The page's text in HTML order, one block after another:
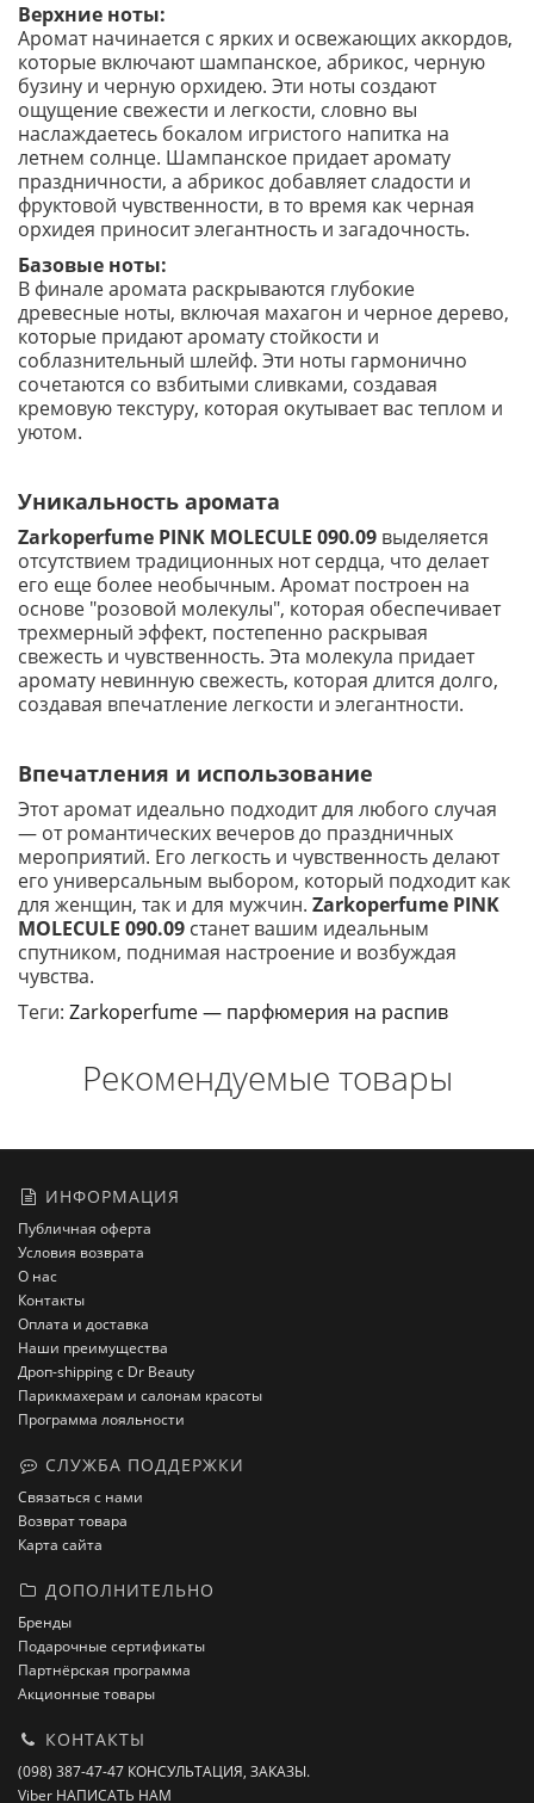
Верхние ноты:
Аромат начинается с ярких и освежающих аккордов,
которые включают шампанское, абрикос, черную
бузину и черную орхидею. Эти ноты создают
ощущение свежести и легкости, словно вы
наслаждаетесь бокалом игристого напитка на
летнем солнце. Шампанское придает аромату
праздничности, а абрикос добавляет сладости и
фруктовой чувственности, в то время как черная
орхидея приносит элегантность и загадочность.
Базовые ноты:
В финале аромата раскрываются глубокие
древесные ноты, включая махагон и черное дерево,
которые придают аромату стойкости и
соблазнительный шлейф. Эти ноты гармонично
сочетаются со взбитыми сливками, создавая
кремовую текстуру, которая окутывает вас теплом и
уютом.
Уникальность аромата
Zarkoperfume PINK MOLECULE 090.09 выделяется
отсутствием традиционных нот сердца, что делает
его еще более необычным. Аромат построен на
основе "розовой молекулы", которая обеспечивает
трехмерный эффект, постепенно раскрывая
свежесть и чувственность. Эта молекула придает
аромату невинную свежесть, которая длится долго,
создавая впечатление легкости и элегантности.
Впечатления и использование
Этот аромат идеально подходит для любого случая
— от романтических вечеров до праздничных
мероприятий. Его легкость и чувственность делают
его универсальным выбором, который подходит как
для женщин, так и для мужчин. Zarkoperfume PINK
MOLECULE 090.09 станет вашим идеальным
спутником, поднимая настроение и возбуждая
чувства.
Теги: Zarkoperfume — парфюмерия на распив
Рекомендуемые товары
ИНФОРМАЦИЯ
Публичная оферта
Условия возврата
О нас
Контакты
Оплата и доставка
Наши преимущества
Дроп-shipping с Dr Beauty
Парикмахерам и салонам красоты
Программа лояльности
СЛУЖБА ПОДДЕРЖКИ
Связаться с нами
Возврат товара
Карта сайта
ДОПОЛНИТЕЛЬНО
Бренды
Подарочные сертификаты
Партнёрская программа
Акционные товары
КОНТАКТЫ
(098) 387-47-47 КОНСУЛЬТАЦИЯ, ЗАКАЗЫ.
Viber НАПИСАТЬ НАМ